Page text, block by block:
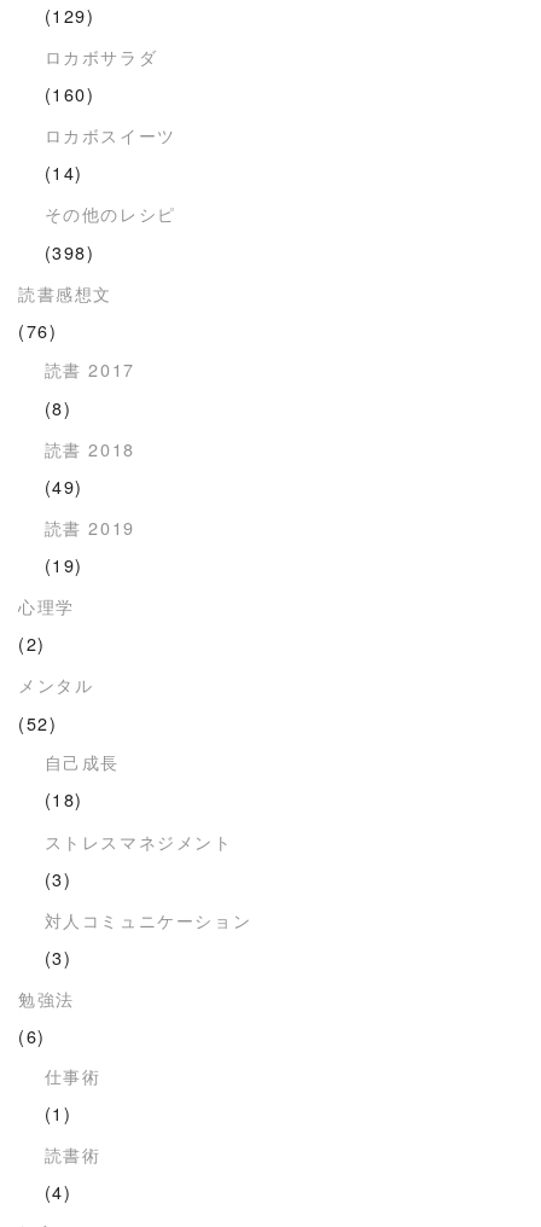
(129)
ロカボサラダ
(160)
ロカボスイーツ
(14)
その他のレシピ
(398)
読書感想文
(76)
読書 2017
(8)
読書 2018
(49)
読書 2019
(19)
心理学
(2)
メンタル
(52)
自己成長
(18)
ストレスマネジメント
(3)
対人コミュニケーション
(3)
勉強法
(6)
仕事術
(1)
読書術
(4)